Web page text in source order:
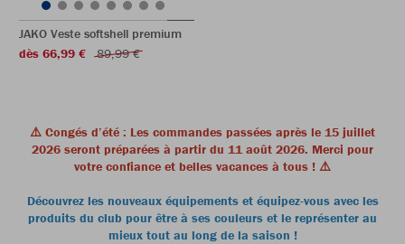
JAKO Veste softshell premium
dès 66,99 €
89,99 €
⚠️ Congés d’été : Les commandes passées après le 15 juillet
2026 seront préparées à partir du 11 août 2026. Merci pour
votre confiance et belles vacances à tous ! ⚠️
Découvrez les nouveaux équipements et équipez-vous avec les
produits du club pour être à ses couleurs et le représenter au
mieux tout au long de la saison !